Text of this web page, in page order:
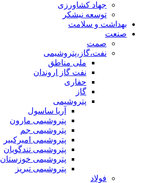
جهاد کشاورزی
توسعه نیشکر
بهداشت و سلامت
صنعت
صمت
نفت،گاز،پتروشیمی
ملی مناطق
نفت گاز اروندان
حفاری
گاز
پتروشیمی
آریا ساسول
پتروشیمی مارون
پتروشیمی جم
پتروشیمی امیرکبیر
پتروشیمی تندگویان
پتروشیمی خوزستان
پتروشیمی تبریز
فولاد